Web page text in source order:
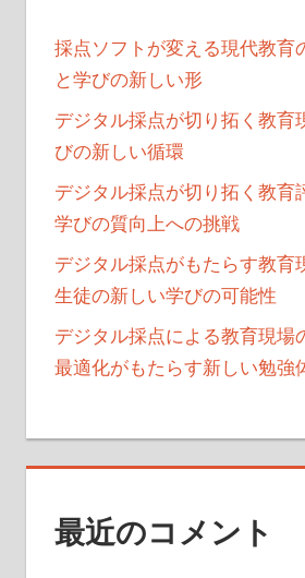
採点ソフトが変える現代教育
と学びの新しい形
デジタル採点が切り拓く教育
びの新しい循環
デジタル採点が切り拓く教育
学びの質向上への挑戦
デジタル採点がもたらす教育
生徒の新しい学びの可能性
デジタル採点による教育現場
最適化がもたらす新しい勉強
最近のコメント